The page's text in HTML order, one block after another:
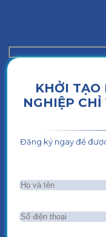
KHỞI TẠO
NGHIỆP
Đăng ký ngay để